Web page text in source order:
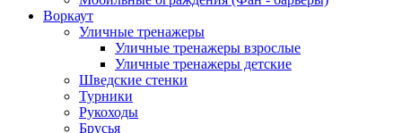
Воркаут
Уличные тренажеры
Уличные тренажеры взрослые
Уличные тренажеры детские
Шведские стенки
Турники
Рукоходы
Брусья